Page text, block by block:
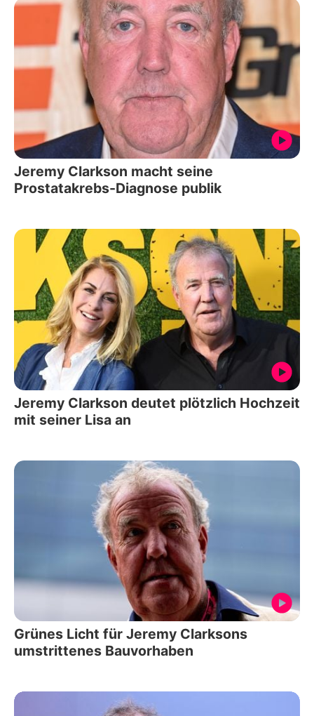
Jeremy Clarkson macht seine
Prostatakrebs-Diagnose publik
Jeremy Clarkson deutet plötzlich Hochzeit
mit seiner Lisa an
Grünes Licht für Jeremy Clarksons
umstrittenes Bauvorhaben